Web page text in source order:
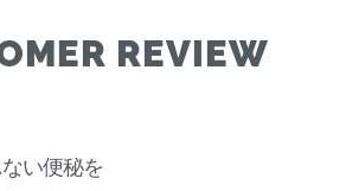
REVIEW
い便秘を